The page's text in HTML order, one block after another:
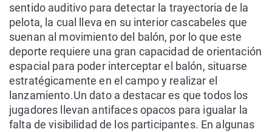
sentido auditivo para detectar la trayectoria de la
pelota, la cual lleva en su interior cascabeles que
suenan al movimiento del balón, por lo que este
deporte requiere una gran capacidad de orientación
espacial para poder interceptar el balón, situarse
estratégicamente en el campo y realizar el
lanzamiento.Un dato a destacar es que todos los
jugadores llevan antifaces opacos para igualar la
falta de visibilidad de los participantes. En algunas